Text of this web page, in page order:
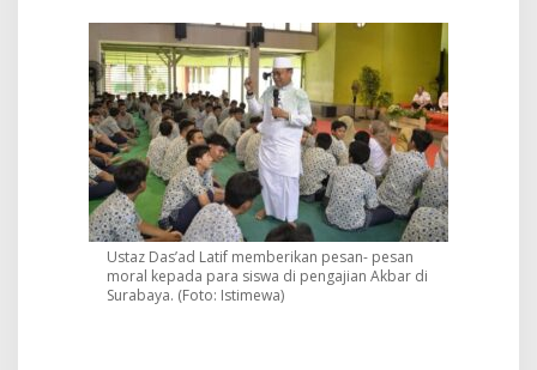
A
j
a
k
S
i
n
e
r
g
i
P
e
n
Ustaz Das’ad Latif memberikan pesan- pesan
moral kepada para siswa di pengajian Akbar di
Surabaya. (Foto: Istimewa)